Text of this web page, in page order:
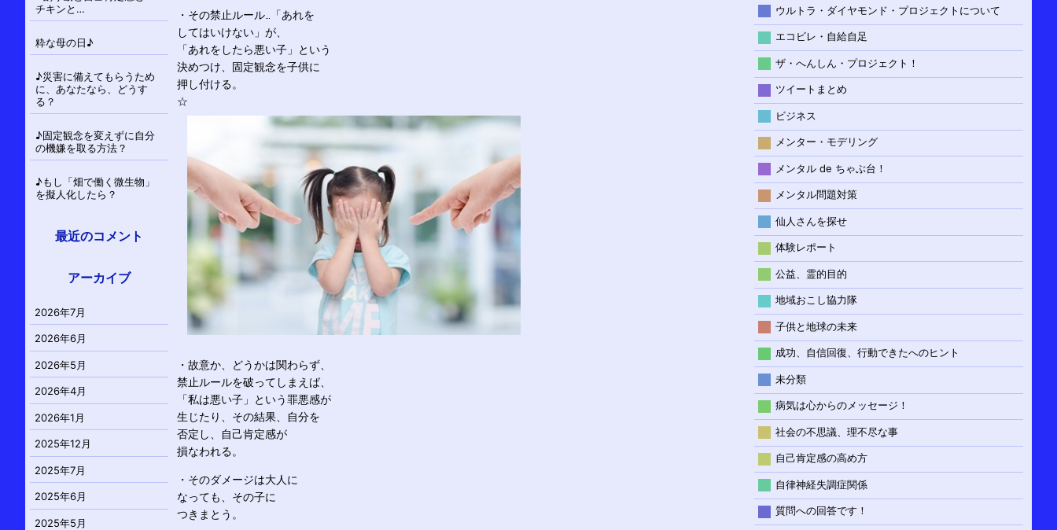
・その禁止ルール…「あれを
してはいけない」が、
「あれをしたら悪い子」という
決めつけ、固定観念を子供に
押し付ける。
☆
・故意か、どうかは関わらず、
禁止ルールを破ってしまえば、
「私は悪い子」という罪悪感が
生じたり、その結果、自分を
否定し、自己肯定感が
損なわれる。
・そのダメージは大人に
なっても、その子に
つきまとう。
ウルトラ・ダイヤモンド・プロジェクトについて
エコビレ・自給自足
ザ・へんしん・プロジェクト！
ツイートまとめ
ビジネス
メンター・モデリング
メンタル de ちゃぶ台！
メンタル問題対策
仙人さんを探せ
体験レポート
公益、霊的目的
地域おこし協力隊
子供と地球の未来
成功、自信回復、行動できたへのヒント
未分類
病気は心からのメッセージ！
社会の不思議、理不尽な事
自己肯定感の高め方
自律神経失調症関係
質問への回答です！
チキンと…
粋な母の日♪
♪災害に備えてもらうため
に、あなたなら、どうす
る？
♪固定観念を変えずに自分
の機嫌を取る方法？
♪もし「畑で働く微生物」
を擬人化したら？
最近のコメント
アーカイブ
2026年7月
2026年6月
2026年5月
2026年4月
2026年1月
2025年12月
2025年7月
2025年6月
2025年5月